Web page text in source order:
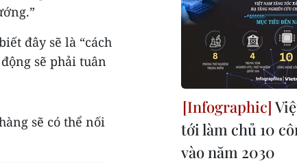
đây sẽ là “cách
sẽ phải tuân
sẽ có thể nối
tới làm chủ 10
vào năm 2030